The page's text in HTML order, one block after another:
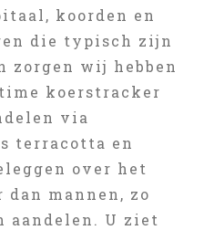
koorden en
die typisch zijn
zorgen wij hebben
koerstracker
via
terracotta en
over het
mannen, zo
aandelen. U ziet